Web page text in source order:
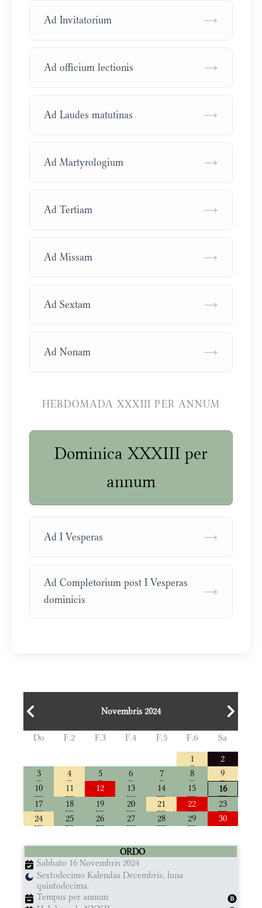
Ad Invitatorium →
Ad officium lectionis →
Ad Laudes matutinas →
Ad Martyrologium →
Ad Tertiam →
Ad Missam →
Ad Sextam →
Ad Nonam →
HEBDOMADA XXXIII PER ANNUM
Dominica XXXIII per
annum
Ad I Vesperas →
Ad Completorium post I Vesperas
dominicis
→
Novembris 2024
Do F.2 F.3 F.4 F.5 F.6
Sa
1
2
3
4 5 6 7 8
9
10
11 12 13 14 15
16
17
18 19 20 21 22
23
24
25 26 27 28 29 30
ORDO
Sabbato 16 Novembris 2024
Sextodecimo Kalendas Decembris, luna
quintodecima.
Tempus per annum